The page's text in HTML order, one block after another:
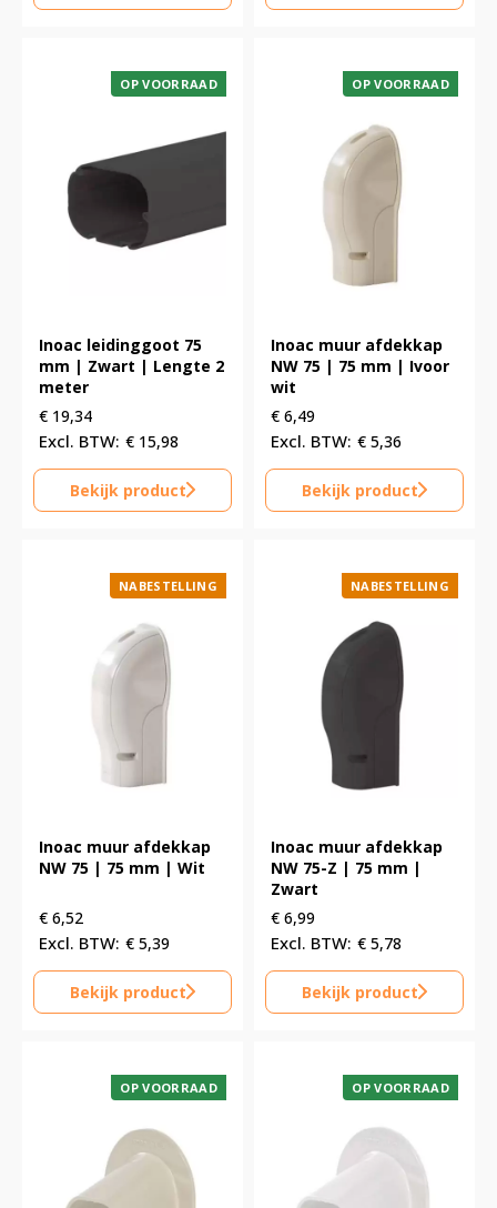
OP VOORRAAD
Inoac leidinggoot 75
mm | Zwart | Lengte 2
meter
€ 19,34
€ 15,98
Bekijk product
OP VOORRAAD
Inoac muur afdekkap
NW 75 | 75 mm | Ivoor
wit
€ 6,49
€ 5,36
Bekijk product
NABESTELLING
Inoac muur afdekkap
NW 75 | 75 mm | Wit
€ 6,52
€ 5,39
Bekijk product
NABESTELLING
Inoac muur afdekkap
NW 75-Z | 75 mm |
Zwart
€ 6,99
€ 5,78
Bekijk product
OP VOORRAAD OP VOORRAAD